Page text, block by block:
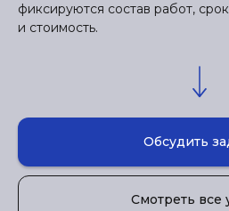
фиксируются состав работ,
и стоимость.
Обсудить
Смотреть все